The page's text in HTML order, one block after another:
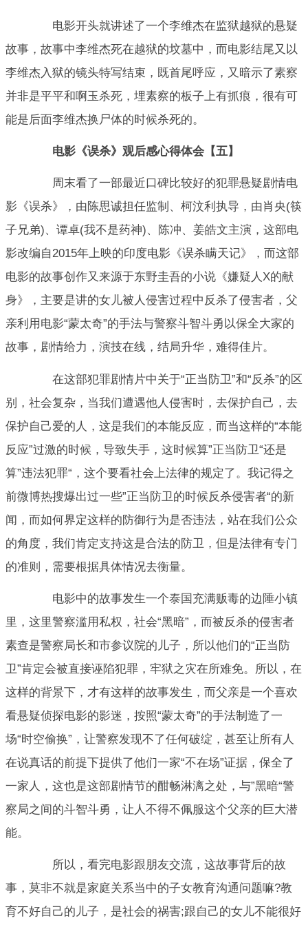
电影开头就讲述了一个李维杰在监狱越狱的悬疑
故事，故事中李维杰死在越狱的坟墓中，而电影结尾又以
李维杰入狱的镜头特写结束，既首尾呼应，又暗示了素察
并非是平平和啊玉杀死，埋素察的板子上有抓痕，很有可
能是后面李维杰换尸体的时候杀死的。
电影《误杀》观后感心得体会【五】
周末看了一部最近口碑比较好的犯罪悬疑剧情电
影《误杀》，由陈思诚担任监制、柯汶利执导，由肖央(筷
子兄弟)、谭卓(我不是药神)、陈冲、姜皓文主演，这部电
影改编自2015年上映的印度电影《误杀瞒天记》，而这部
电影的故事创作又来源于东野圭吾的小说《嫌疑人X的献
身》，主要是讲的女儿被人侵害过程中反杀了侵害者，父
亲利用电影“蒙太奇”的手法与警察斗智斗勇以保全大家的
故事，剧情给力，演技在线，结局升华，难得佳片。
在这部犯罪剧情片中关于“正当防卫”和“反杀”的区
别，社会复杂，当我们遭遇他人侵害时，去保护自己，去
保护自己爱的人，这是我们的本能反应，而当这样的“本能
反应”过激的时候，导致失手，这时候算”正当防卫“还是
算”违法犯罪“，这个要看社会上法律的规定了。我记得之
前微博热搜爆出过一些”正当防卫的时候反杀侵害者“的新
闻，而如何界定这样的防御行为是否违法，站在我们公众
的角度，我们肯定支持这是合法的防卫，但是法律有专门
的准则，需要根据具体情况去衡量。
电影中的故事发生一个泰国充满贩毒的边陲小镇
里，这里警察滥用私权，社会“黑暗”，而被反杀的侵害者
素查是警察局长和市参议院的儿子，所以他们的“正当防
卫”肯定会被直接诬陷犯罪，牢狱之灾在所难免。所以，在
这样的背景下，才有这样的故事发生，而父亲是一个喜欢
看悬疑侦探电影的影迷，按照“蒙太奇”的手法制造了一
场“时空偷换”，让警察发现不了任何破绽，甚至让所有人
在说真话的前提下提供了他们一家“不在场”证据，保全了
一家人，这也是这部剧情节的酣畅淋漓之处，与”黑暗“警
察局之间的斗智斗勇，让人不得不佩服这个父亲的巨大潜
能。
所以，看完电影跟朋友交流，这故事背后的故
事，莫非不就是家庭关系当中的子女教育沟通问题嘛?教
育不好自己的儿子，是社会的祸害;跟自己的女儿不能很好